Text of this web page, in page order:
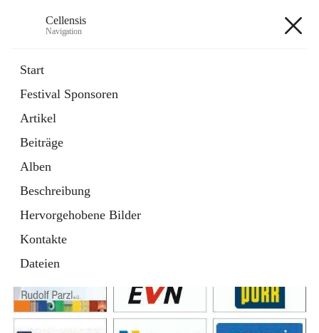
Cellensis
Navigation
Start
Festival Sponsoren
Artikel
Beiträge
Alben
Beschreibung
Hervorgehobene Bilder
Kontakte
Dateien
Festival Sponsoren